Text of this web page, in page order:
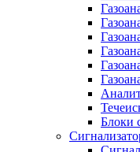
Блоки